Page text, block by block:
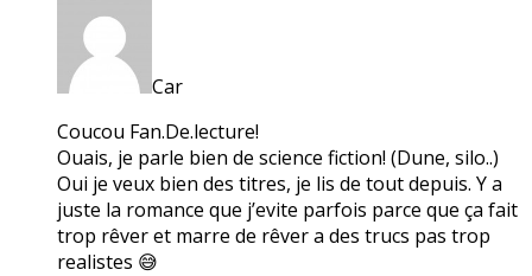
Car
Coucou Fan.De.lecture!
Ouais, je parle bien de science fiction! (Dune, silo..)
Oui je veux bien des titres, je lis de tout depuis. Y a
juste la romance que j’evite parfois parce que ça fait
trop rêver et marre de rêver a des trucs pas trop
realistes 😅